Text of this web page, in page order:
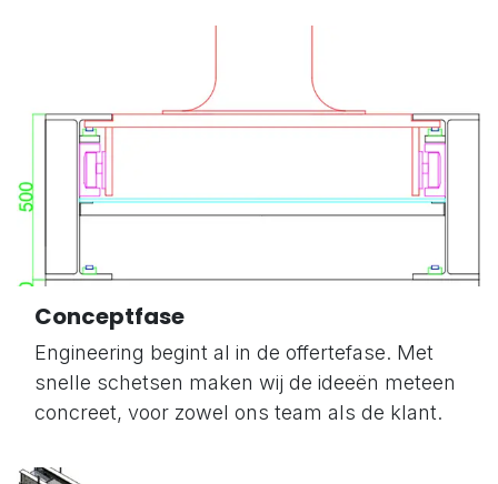
Conceptfase
Engineering begint al in de offertefase. Met
snelle schetsen maken wij de ideeën meteen
concreet, voor zowel ons team als de klant.